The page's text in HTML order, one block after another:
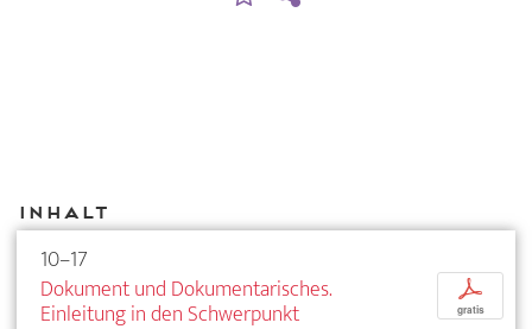
Inhalt
10–17
Dokument und Dokumentarisches.
Einleitung in den Schwerpunkt
p
gratis